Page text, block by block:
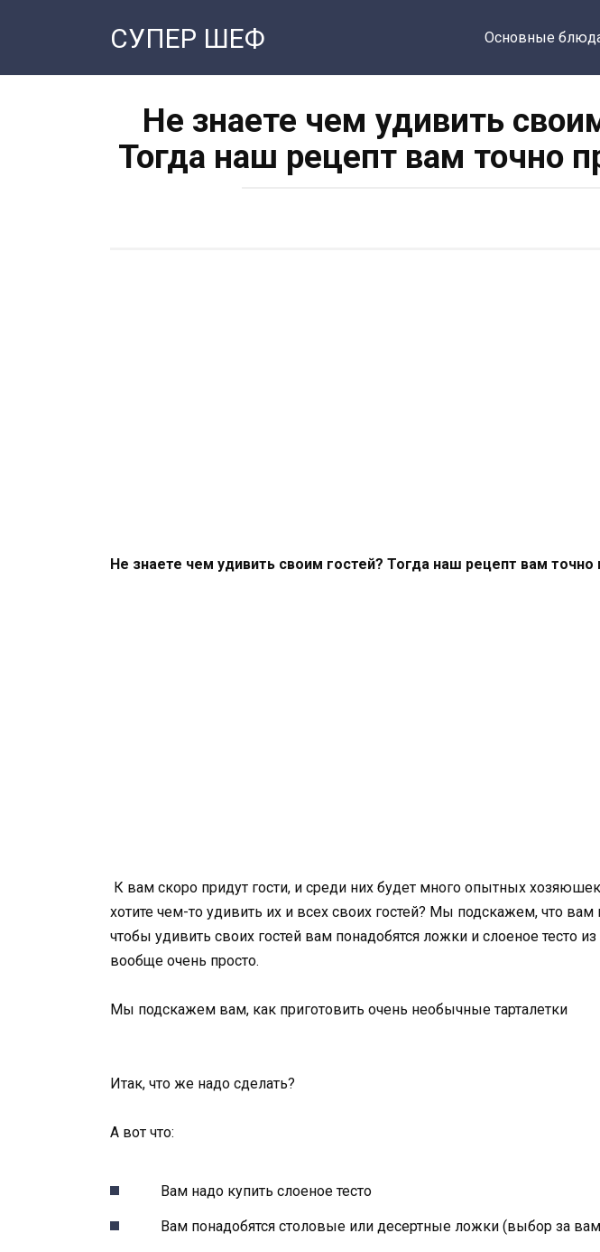
СУПЕР ШЕФ Основные
Не знаете чем удивить
Тогда наш рецепт вам точно
Не знаете чем удивить своим гостей? Тогда наш рецепт вам точно
К вам скоро придут гости, и среди них будет много опытных
хотите чем-то удивить их и всех своих гостей? Мы подскажем, что вам
чтобы удивить своих гостей вам понадобятся ложки и слоеное тесто
вообще очень просто.
Мы подскажем вам, как приготовить очень необычные тарталетки
Итак, что же надо сделать?
А вот что:
Вам надо купить слоеное тесто
Вам понадобятся столовые или десертные ложки (выбор за